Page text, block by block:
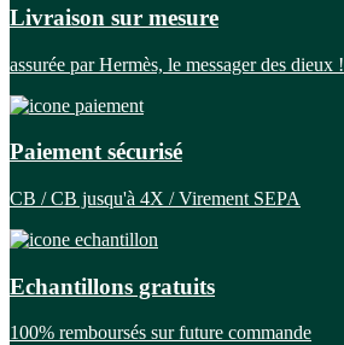
Livraison sur mesure
assurée par Hermès, le messager des dieux !
Paiement sécurisé
CB / CB jusqu'à 4X / Virement SEPA
Echantillons gratuits
100% remboursés sur future commande